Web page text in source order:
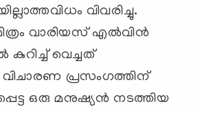
വിവരിച്ചു.
വാരിയസ് എല്‍വിന്‍
വെച്ചത്
വിചാരണ പ്രസംഗത്തിന്
ഒരു മനുഷ്യന്‍ നടത്തിയ